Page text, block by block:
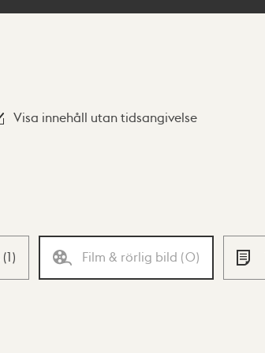
Visa innehåll utan tidsangivelse
(1) Film & rörlig bild (0)